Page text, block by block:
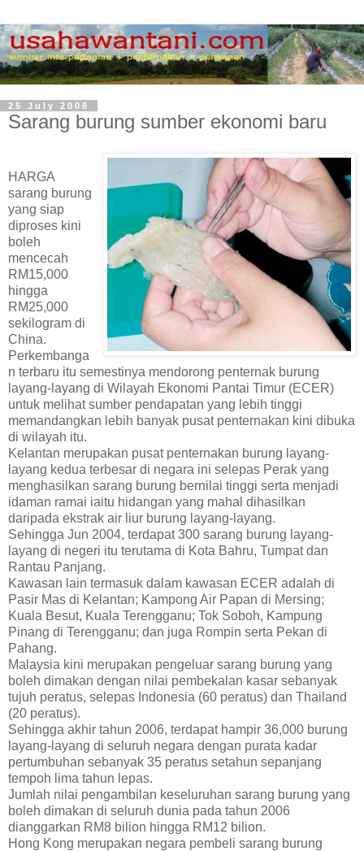
25 July 2008
Sarang burung sumber ekonomi baru
HARGA
sarang burung
yang siap
diproses kini
boleh
mencecah
RM15,000
hingga
RM25,000
sekilogram di
China.
Perkembanga
n terbaru itu semestinya mendorong penternak burung
layang-layang di Wilayah Ekonomi Pantai Timur (ECER)
untuk melihat sumber pendapatan yang lebih tinggi
memandangkan lebih banyak pusat penternakan kini dibuka
di wilayah itu.
Kelantan merupakan pusat penternakan burung layang-
layang kedua terbesar di negara ini selepas Perak yang
menghasilkan sarang burung bernilai tinggi serta menjadi
idaman ramai iaitu hidangan yang mahal dihasilkan
daripada ekstrak air liur burung layang-layang.
Sehingga Jun 2004, terdapat 300 sarang burung layang-
layang di negeri itu terutama di Kota Bahru, Tumpat dan
Rantau Panjang.
Kawasan lain termasuk dalam kawasan ECER adalah di
Pasir Mas di Kelantan; Kampong Air Papan di Mersing;
Kuala Besut, Kuala Terengganu; Tok Soboh, Kampung
Pinang di Terengganu; dan juga Rompin serta Pekan di
Pahang.
Malaysia kini merupakan pengeluar sarang burung yang
boleh dimakan dengan nilai pembekalan kasar sebanyak
tujuh peratus, selepas Indonesia (60 peratus) dan Thailand
(20 peratus).
Sehingga akhir tahun 2006, terdapat hampir 36,000 burung
layang-layang di seluruh negara dengan purata kadar
pertumbuhan sebanyak 35 peratus setahun sepanjang
tempoh lima tahun lepas.
Jumlah nilai pengambilan keseluruhan sarang burung yang
boleh dimakan di seluruh dunia pada tahun 2006
dianggarkan RM8 bilion hingga RM12 bilion.
Hong Kong merupakan negara pembeli sarang burung